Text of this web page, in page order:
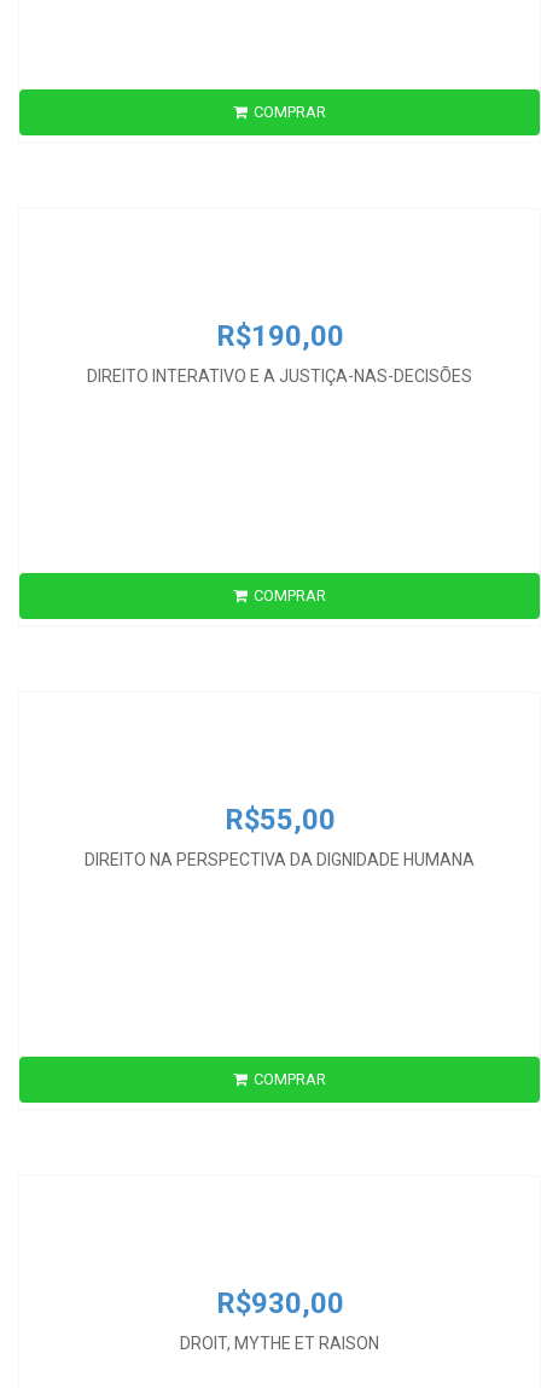
COMPRAR
R$190,00
DIREITO INTERATIVO E A JUSTIÇA-NAS-DECISÕES
R$190,00
COMPRAR
R$55,00
DIREITO NA PERSPECTIVA DA DIGNIDADE HUMANA
R$55,00
COMPRAR
R$930,00
DROIT, MYTHE ET RAISON
R$930,00